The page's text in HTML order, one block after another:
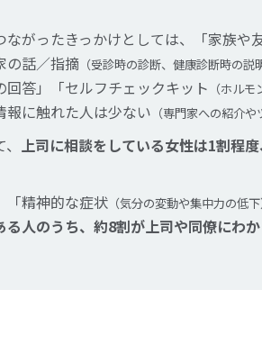
ながったきっかけとしては、「家族
の話／指摘 （受診時の診断、健康診断時の
答」「セルフチェックキット （ホル
に触れた人は少ない （専門家への紹介
上司に相談をしている女性は1割程
「精神的な症状 （気分の変動や集中力の低下
人のうち、約8割が上司や同僚にわ